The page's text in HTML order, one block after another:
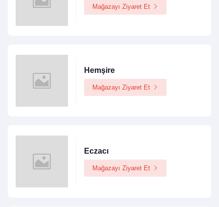
Mağazayı Ziyaret Et
Hemşire
Mağazayı Ziyaret Et
Eczacı
Mağazayı Ziyaret Et